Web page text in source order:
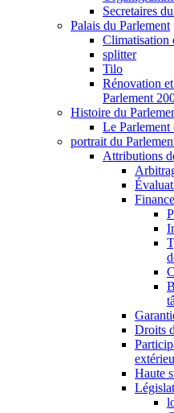
Secretaires
Palais du Parlement
Climatisation
splitter
Tilo
Rénovation
Parlement
Histoire du
Le Parlement
portrait du
Attributions
Droits
Haute